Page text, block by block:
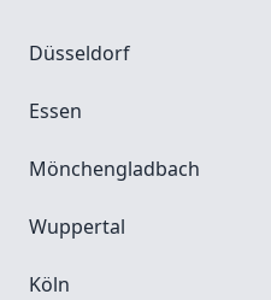
Düsseldorf
Essen
Mönchengladbach
Wuppertal
Köln